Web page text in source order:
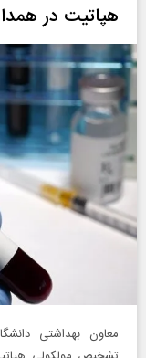
هپاتیت در
معاون بهداشتی